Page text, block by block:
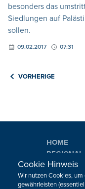
besonders das
Siedlungen auf
sollen.
09.02.2017 07:31
VORHERIGE
HOME
REGIONAL
NATIONAL
Cookie Hinweis
Wir nutzen Cookies,
gewährleisten